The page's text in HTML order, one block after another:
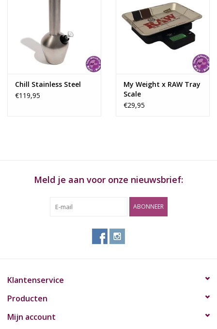
Chill Stainless Steel
€119,95
My Weight x RAW Tray
Scale
€29,95
Meld je aan voor onze nieuwsbrief:
ABONNEER
Klantenservice
Producten
Mijn account